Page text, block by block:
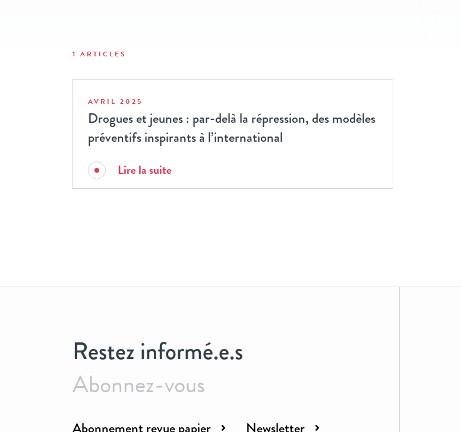
1 ARTICLES
AVRIL 2025
Drogues et jeunes : par-delà la répression, des modèles
préventifs inspirants à l’international
Lire la suite
Restez informé.e.s
Abonnez-vous
Abonnement revue papier Newsletter